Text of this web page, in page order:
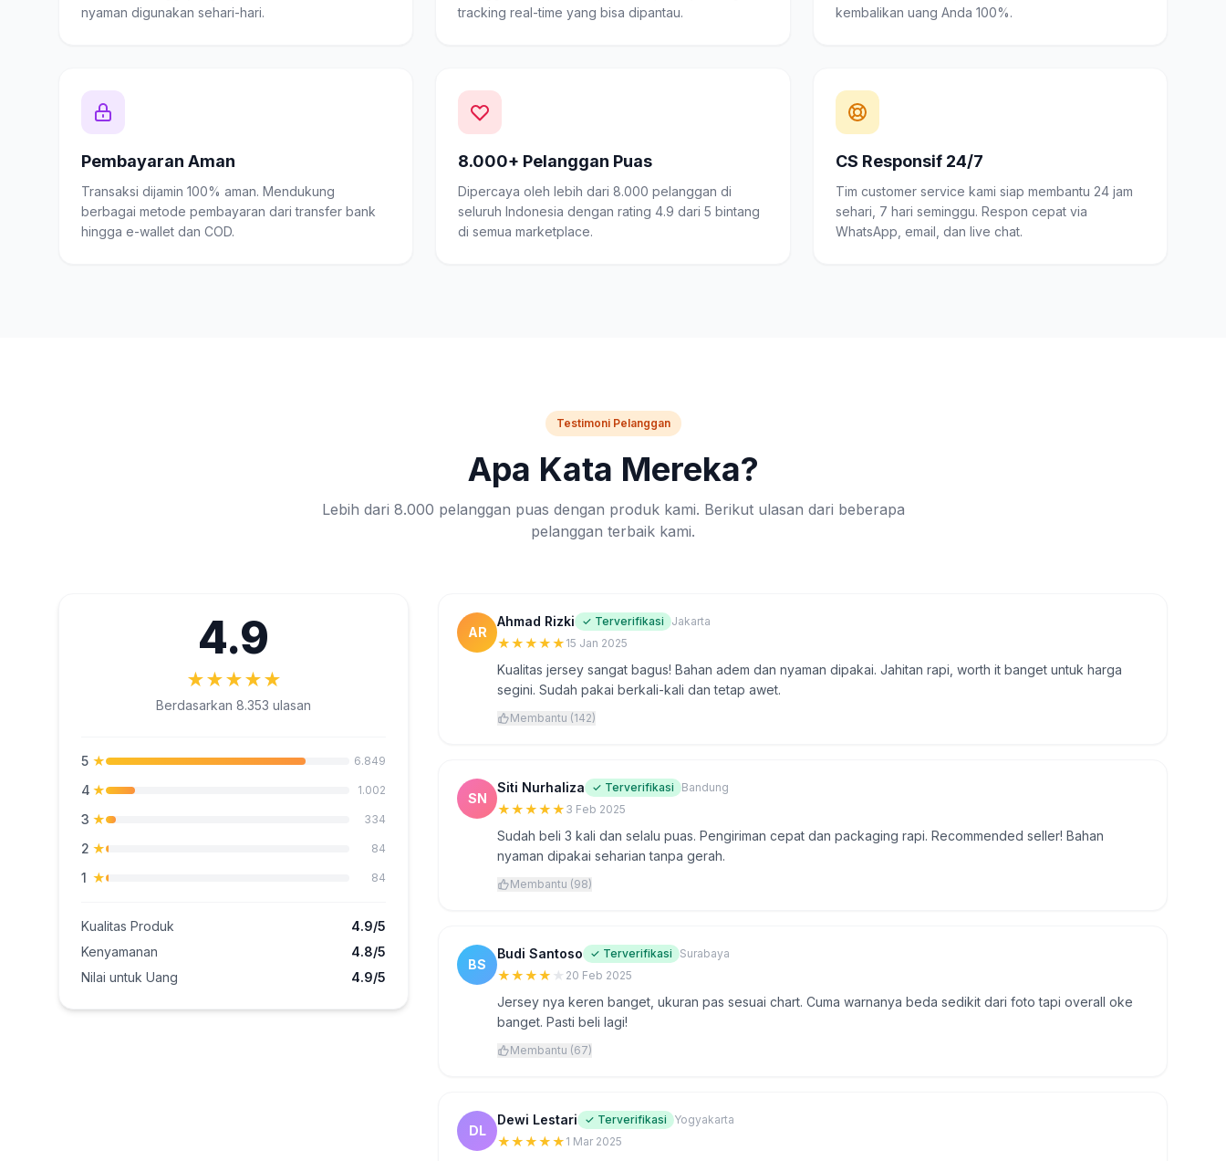
nyaman digunakan sehari-hari.
tracking real-time yang bisa dipantau.
kembalikan uang Anda 100%.
Pembayaran Aman
Transaksi dijamin 100% aman. Mendukung
berbagai metode pembayaran dari transfer bank
hingga e-wallet dan COD.
8.000+ Pelanggan Puas
Dipercaya oleh lebih dari 8.000 pelanggan di
seluruh Indonesia dengan rating 4.9 dari 5 bintang
di semua marketplace.
CS Responsif 24/7
Tim customer service kami siap membantu 24 jam
sehari, 7 hari seminggu. Respon cepat via
WhatsApp, email, dan live chat.
Testimoni Pelanggan
Apa Kata Mereka?
Lebih dari 8.000 pelanggan puas dengan produk kami. Berikut ulasan dari beberapa
pelanggan terbaik kami.
4.9
★★★★★
Berdasarkan 8.353 ulasan
5 ★ 6.849
4 ★ 1.002
3 ★ 334
2 ★ 84
1 ★ 84
Kualitas Produk
4.9/5
Kenyamanan
4.8/5
Nilai untuk Uang
4.9/5
AR
Ahmad Rizki ✓ Terverifikasi Jakarta
★★★★★ 15 Jan 2025
Kualitas jersey sangat bagus! Bahan adem dan nyaman dipakai. Jahitan rapi, worth it banget untuk harga
segini. Sudah pakai berkali-kali dan tetap awet.
Membantu (142)
SN
Siti Nurhaliza ✓ Terverifikasi Bandung
★★★★★ 3 Feb 2025
Sudah beli 3 kali dan selalu puas. Pengiriman cepat dan packaging rapi. Recommended seller! Bahan
nyaman dipakai seharian tanpa gerah.
Membantu (98)
BS
Budi Santoso ✓ Terverifikasi Surabaya
★★★★ ★ 20 Feb 2025
Jersey nya keren banget, ukuran pas sesuai chart. Cuma warnanya beda sedikit dari foto tapi overall oke
banget. Pasti beli lagi!
Membantu (67)
DL
Dewi Lestari ✓ Terverifikasi Yogyakarta
★★★★★ 1 Mar 2025